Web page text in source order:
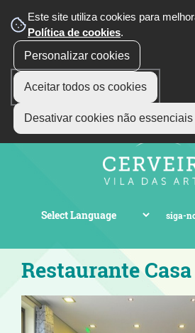
Este site utiliza cookies para
Política de cookies.
Personalizar cookies
Aceitar todos os cookies
Desativar cookies não essenciais
siga-
Restaurante